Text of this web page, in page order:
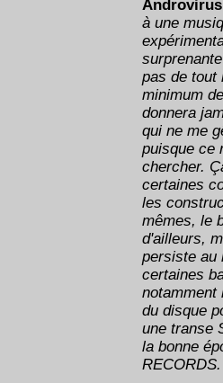
à une
pas de tout
minimum
donnera
qui ne me
puisque ce
chercher.
certaines
les
mêmes, le
d'ailleurs,
persiste au
certaines
notamment
du disque
une transe
la bonne
RECORDS.